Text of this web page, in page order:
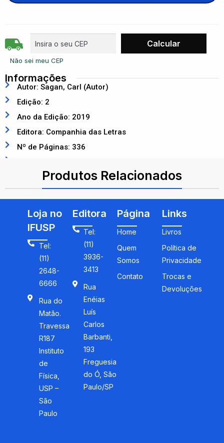
Não sei meu CEP
Informações
Autor: Sagan, Carl (Autor)
Edição: 2
Ano da Edição: 2019
Editora: Companhia das Letras
Nº de Páginas: 336
Produtos Relacionados
Loja no
IFUSP
Tel:
(11)
2648-
6666
Rua do
Matão.
Travessa
R187
Instituto
de
Física,
USP –
São
Paulo
Editora
Tel:
(11)
3936-
3413
Rua
Enéias
Luís
Carlos
Barbanti,
193
Freguesia
do Ó, São
Paulo/SP
Página
Home
Quem
Somos
Contato
Links
Livros
Política de
Privacidade
Trocas e
Devoluções